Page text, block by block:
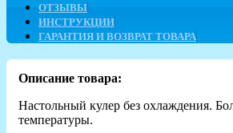
ОТЗЫВЫ
ИНСТРУКЦИИ
ГАРАНТИЯ И ВОЗВРАТ ТОВАРА
Описание товара:
Настольный кулер без охлаждения.
температуры.